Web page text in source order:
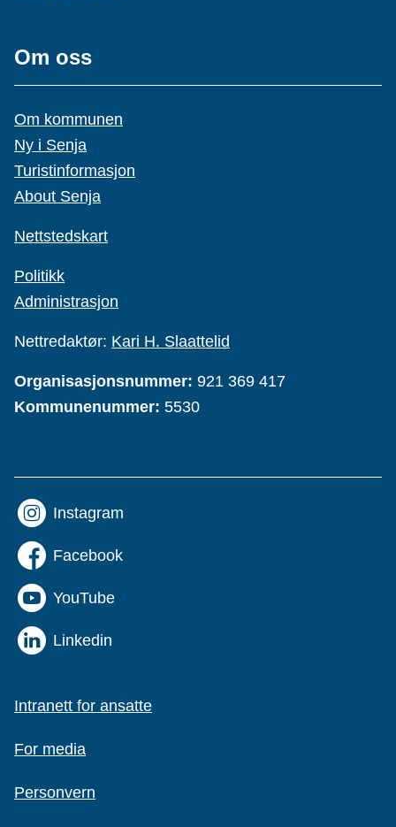
Om oss
Om kommunen
Ny i Senja
Turistinformasjon
About Senja
Nettstedskart
Politikk
Administrasjon
Nettredaktør: Kari H. Slaattelid
Organisasjonsnummer: 921 369 417
Kommunenummer: 5530
Instagram
Facebook
YouTube
Linkedin
Intranett for ansatte
For media
Personvern